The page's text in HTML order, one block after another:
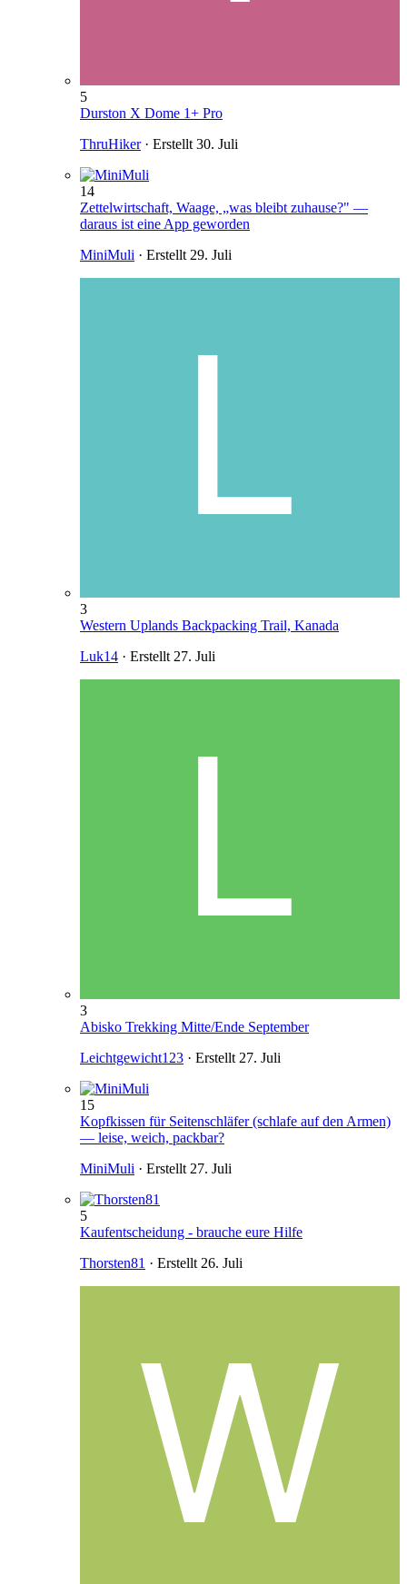
5
Durston X Dome 1+ Pro
ThruHiker· Erstellt 30. Juli
14
Zettelwirtschaft, Waage, „was bleibt zuhause?" —
daraus ist eine App geworden
MiniMuli · Erstellt 29. Juli
3
Western Uplands Backpacking Trail, Kanada
Luk14 · Erstellt 27. Juli
3
Abisko Trekking Mitte/Ende September
Leichtgewicht123 · Erstellt 27. Juli
15
Kopfkissen für Seitenschläfer (schlafe auf den Armen)
— leise, weich, packbar?
MiniMuli · Erstellt 27. Juli
5
Kaufentscheidung - brauche eure Hilfe
Thorsten81 · Erstellt 26. Juli